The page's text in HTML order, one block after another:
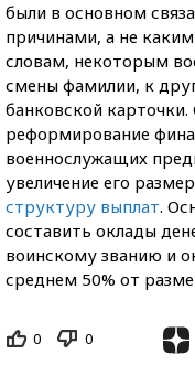
были в основном
причинами, а не
словам, некоторым
смены фамилии, к
банковской
реформирование
военнослужащих
увеличение его
структуру выплат.
составить оклады
воинскому званию и
среднем 50% от
0 0